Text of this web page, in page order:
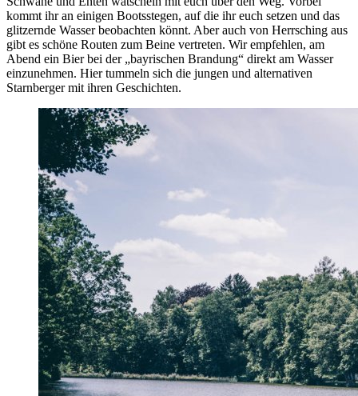
kommt ihr an einigen Bootsstegen, auf die ihr euch setzen und das
glitzernde Wasser beobachten könnt. Aber auch von Herrsching aus
gibt es schöne Routen zum Beine vertreten. Wir empfehlen, am
Abend ein Bier bei der „bayrischen Brandung“ direkt am Wasser
einzunehmen. Hier tummeln sich die jungen und alternativen
Starnberger mit ihren Geschichten.